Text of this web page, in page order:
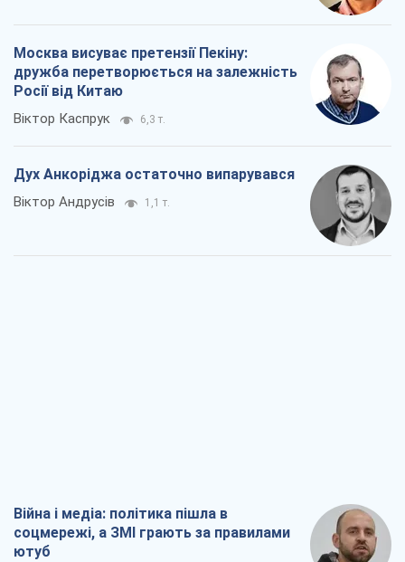
Москва висуває претензії Пекіну:
дружба перетворюється на залежність
Росії від Китаю
Віктор Каспрук 6,3 т.
Дух Анкоріджа остаточно випарувався
Віктор Андрусів 1,1 т.
Війна і медіа: політика пішла в
соцмережі, а ЗМІ грають за правилами
ютуб